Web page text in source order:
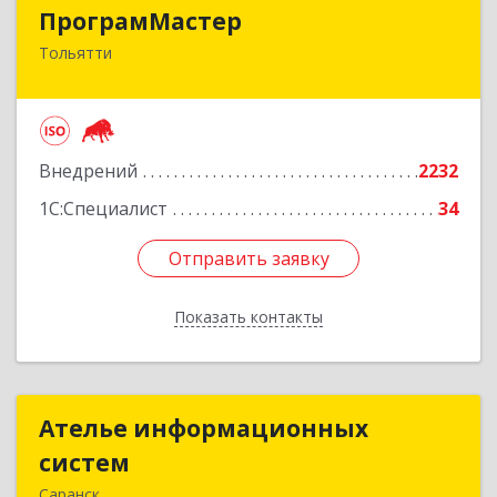
ПрограмМастер
Тольятти
Внедрений
2232
1С:Специалист
34
Отправить заявку
Показать контакты
Отправить заявку
Назад
Ателье информационных
систем
Ателье информационных